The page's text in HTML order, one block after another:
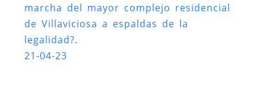
marcha del mayor complejo residencial
de Villaviciosa a espaldas de la
legalidad?.
21-04-23